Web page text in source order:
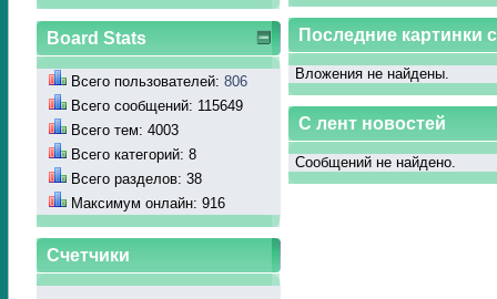
Board Stats
Всего пользователей:806
Всего сообщений: 115649
Всего тем: 4003
Всего категорий: 8
Всего разделов: 38
Максимум онлайн: 916
Счетчики
Последние картинки
Вложения не найдены.
С лент новостей
Сообщений не найдено.